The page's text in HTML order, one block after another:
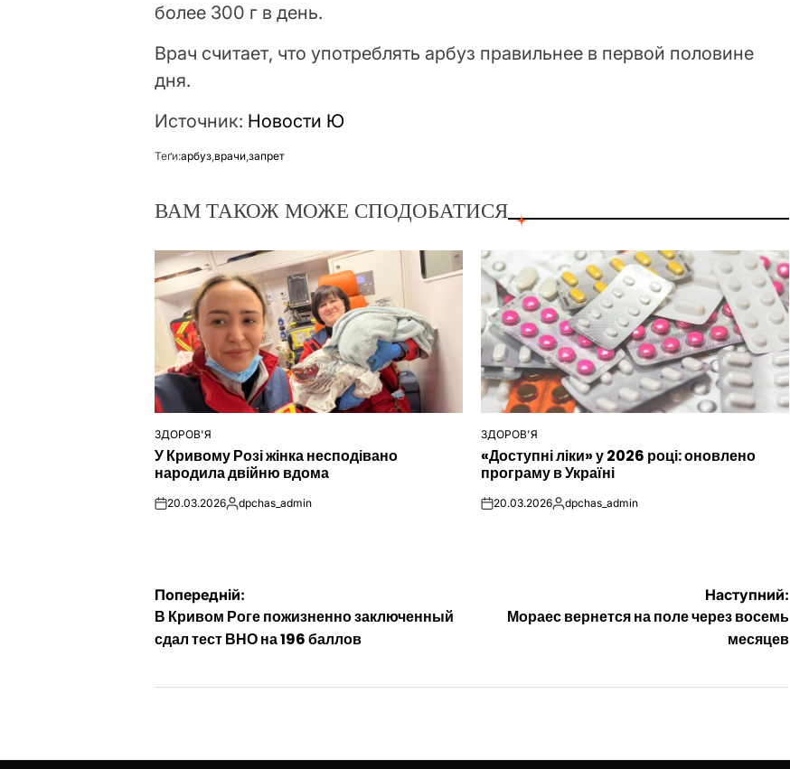
более 300 г в день.
Врач считает, что употреблять арбуз правильнее в первой половине
дня.
Источник: Новости Ю
Теґи:арбуз врачи ,запрет
ВАМ ТАКОЖ МОЖЕ СПОДОБАТИСЯ
ОПУБЛІКУВАТИ
У
ЗДОРОВ'Я
У Кривому Розі жінка несподівано
народила двійню вдома
on20.03.2026Опубліковано
dpchas_admin
ОПУБЛІКУВАТИ
У
ЗДОРОВ'Я
«Доступні ліки» у 2026 році: оновлено
програму в Україні
on20.03.2026Опубліковано
dpchas_admin
Навігація
записів
Попередній:
В Кривом Роге пожизненно заключенный
сдал тест ВНО на 196 баллов
Наступний:
Мораес вернется на поле через восемь
месяцев